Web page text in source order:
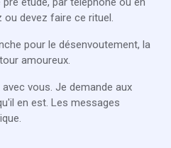
devez faire ce rituel.
pour le désenvoutement, la
amoureux.
vous. Je demande aux
en est. Les messages